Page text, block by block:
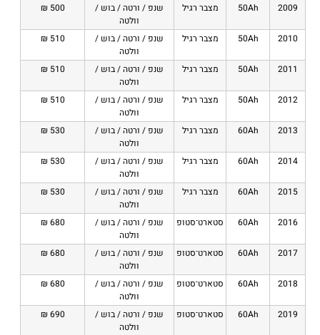
2009
50Ah מצבר רגיל
שנפ / ורטה / בוש /
וולטה
500 ₪
2010
50Ah מצבר רגיל
שנפ / ורטה / בוש /
וולטה
510 ₪
2011
50Ah מצבר רגיל
שנפ / ורטה / בוש /
וולטה
510 ₪
2012
50Ah מצבר רגיל
שנפ / ורטה / בוש /
וולטה
510 ₪
2013
60Ah מצבר רגיל
שנפ / ורטה / בוש /
וולטה
530 ₪
2014
60Ah מצבר רגיל
שנפ / ורטה / בוש /
וולטה
530 ₪
2015
60Ah מצבר רגיל
שנפ / ורטה / בוש /
וולטה
530 ₪
2016
60Ah סטארט־סטופ
שנפ / ורטה / בוש /
וולטה
680 ₪
2017
60Ah סטארט־סטופ
שנפ / ורטה / בוש /
וולטה
680 ₪
2018
60Ah סטארט־סטופ
שנפ / ורטה / בוש /
וולטה
680 ₪
2019
60Ah סטארט־סטופ
שנפ / ורטה / בוש /
וולטה
690 ₪